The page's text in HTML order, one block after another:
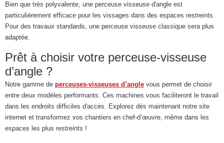
Bien que très polyvalente, une perceuse visseuse d'angle est
particulièrement efficace pour les vissages dans des espaces restreints.
Pour des travaux standards, une perceuse visseuse classique sera plus
adaptée.
Prêt à choisir votre perceuse-visseuse
d’angle ?
Notre gamme de perceuses-visseuses d’angle vous permet de choisir
entre deux modèles performants. Ces machines vous faciliteront le travail
dans les endroits difficiles d'accès. Explorez dès maintenant notre site
internet et transformez vos chantiers en chef-d’œuvre, même dans les
espaces les plus restreints !